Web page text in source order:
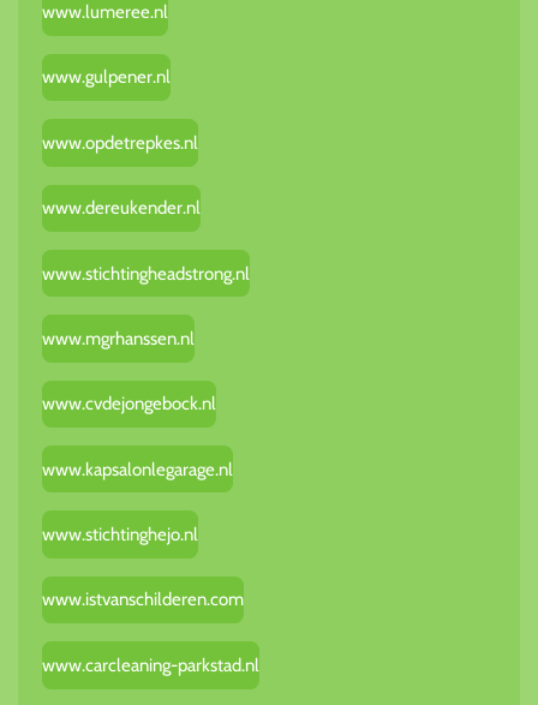
www.lumeree.nl
www.gulpener.nl
www.opdetrepkes.nl
www.dereukender.nl
www.stichtingheadstrong.nl
www.mgrhanssen.nl
www.cvdejongebock.nl
www.kapsalonlegarage.nl
www.stichtinghejo.nl
www.istvanschilderen.com
www.carcleaning-parkstad.nl